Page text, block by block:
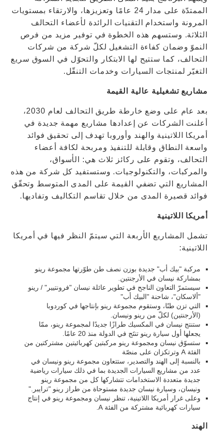
الممتدّة على مدار 24 عامًا وتعزيزها، والارتقاء بمستويات
المرونة واستخدام التقنيات الرائدة لأعضاء التحالف
الثلاثة. وستسهم هذه الخطوة في توفير مزيد من فرص
النموّ وضمان كفاءة التشغيل لكلّ شركة من شركات
التحالف، كما ستتيح لها الابتكار والتحوّل في السوق سريع
التغيّر لمنتجات السيارات وخدمات التنقّل.
مشاريع تشغيلية عالية القيمة
بعد عام على وضع خارطة طريق التحالف لعام 2030،
أعلنت الشركات عن إعدادها مشاريع مهمة جديدة في
أمريكا اللاتينية والهند وأوروبا تهدف إلى تحقيق فوائد
واسعة النطاق وقابلة للتنفيذ ومربحة لكافة أعضاء
التحالف، وتقوم على ركائز ثلاث هي: الأسواق،
والمركبات، والتكنولوجيات. وستستفيد كل شركة من هذه
المشاريع التي تضفي القيمة على المدى المتوسط ​​وتحقّق
فوائد قصيرة المدى من خلال تقاسم التكاليف وتفاديها.
أمريكا اللاتينية
تشمل المشاريع الأربعة التي سيتمّ النظر فيها في أمريكا
اللاتينية:
مركبة "بيك أب" جديدة بوزن نصف طن طوّرتها مجموعة رينو
بمشاركة نيسان في الأرجنتين.
سيستمرّ التعاون الناجح في تطوير عائلة نيسان "فرونتيير" / رينو
"ألاسكان"، شاحنة "البيك أب"
التي تزن طنًا، وستقوم مجموعة رينو بإنتاجها في كوردوبا
(الأرجنتين) لكلّ من رينو ونيسان.
ستنتج نيسان في المكسيك طرازًا جديدًا لمجموعة رينو، ممّا
يجعلها أول سيارة رينو تنتَج في الدولة منذ 20 عامًا.
ستسوّق نيسان ومجموعة رينو مركبتين كهربائيتين مشتركتين من
الفئة A وترتكزان على منصّة
بالنسبة إلى الهند والتصدير، ستتعاون مجموعة رينو ونيسان في
عدد من مشاريع السيارات الجديدة بما في ذلك سيارات رياضية
جديدة متعددة الاستخدامات تتشاركها كل من مجموعة رينو
ونيسان، وسيارة نيسان جديدة مستوحاة من طراز رينو "ترايبر."
وعلى غرار أمريكا اللاتينية، تنظر نيسان ومجموعة رينو في إنتاج
سيارات كهربائية مشتركة من الفئة A.
الهند